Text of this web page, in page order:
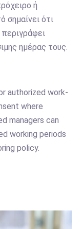
ή
σημαίνει ότι
ημέρας τους.
authorized work-
where
managers can
working periods
policy.